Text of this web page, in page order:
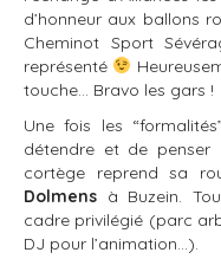
d’honneur aux ballons
Cheminot Sport
représenté
touche… Bravo les gars !
Une fois les
détendre et de penser
cortège reprend sa
Dolmens à Buzein.
cadre privilégié (parc
DJ pour l’animation…).